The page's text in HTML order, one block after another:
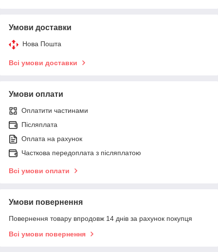
Умови доставки
Нова Пошта
Всі умови доставки
Умови оплати
Оплатити частинами
Післяплата
Оплата на рахунок
Часткова передоплата з післяплатою
Всі умови оплати
Умови повернення
Повернення товару впродовж 14 днів за рахунок покупця
Всі умови повернення